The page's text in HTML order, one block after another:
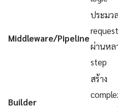
Middleware/Pipeline
ประมว
request
ผ่านหล
step
Builder
สร้าง